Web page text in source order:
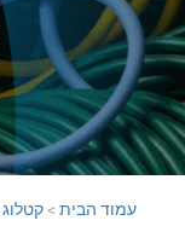
עמוד הבית >קטלוג